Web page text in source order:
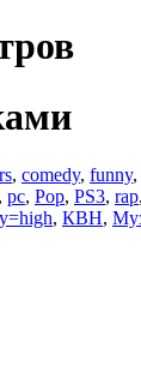
, comedy, funny,
, pc, Pop, PS3, rap,
, КВН,